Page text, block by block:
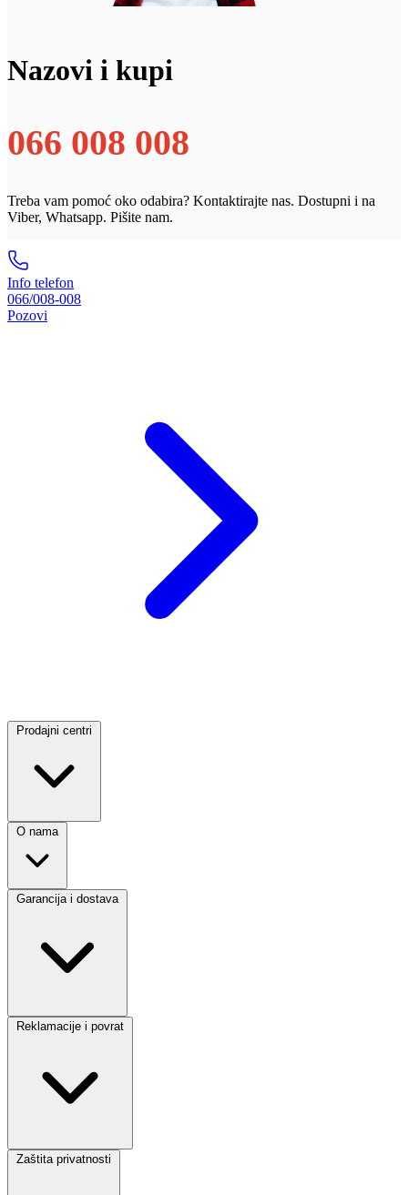
Nazovi i kupi
066 008 008
Treba vam pomoć oko odabira? Kontaktirajte nas. Dostupni i na
Viber, Whatsapp. Pišite nam.
Info telefon
066/008-008
Pozovi
Prodajni centri
O nama
Garancija i dostava
Reklamacije i povrat
Zaštita privatnosti